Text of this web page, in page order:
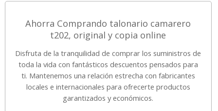
Ahorra Comprando talonario camarero
t202, original y copia online
Disfruta de la tranquilidad de comprar los suministros de
toda la vida con fantásticos descuentos pensados para
ti. Mantenemos una relación estrecha con fabricantes
locales e internacionales para ofrecerte productos
garantizados y económicos.